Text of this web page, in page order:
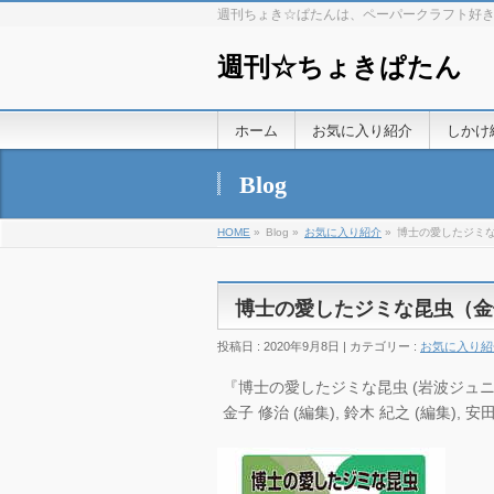
週刊ちょき☆ぱたんは、ペーパークラフト好
週刊☆ちょきぱたん
ホーム お気に入り紹介 しかけ
Blog
HOME » Blog » お気に入り紹介 » 博士の愛したジミ
博士の愛したジミな昆虫（
投稿日 : 2020年9月8日 | カテゴリー : お気に入り
『博士の愛したジミな昆虫 (岩波ジュ
金子 修治 (編集), 鈴木 紀之 (編集), 安